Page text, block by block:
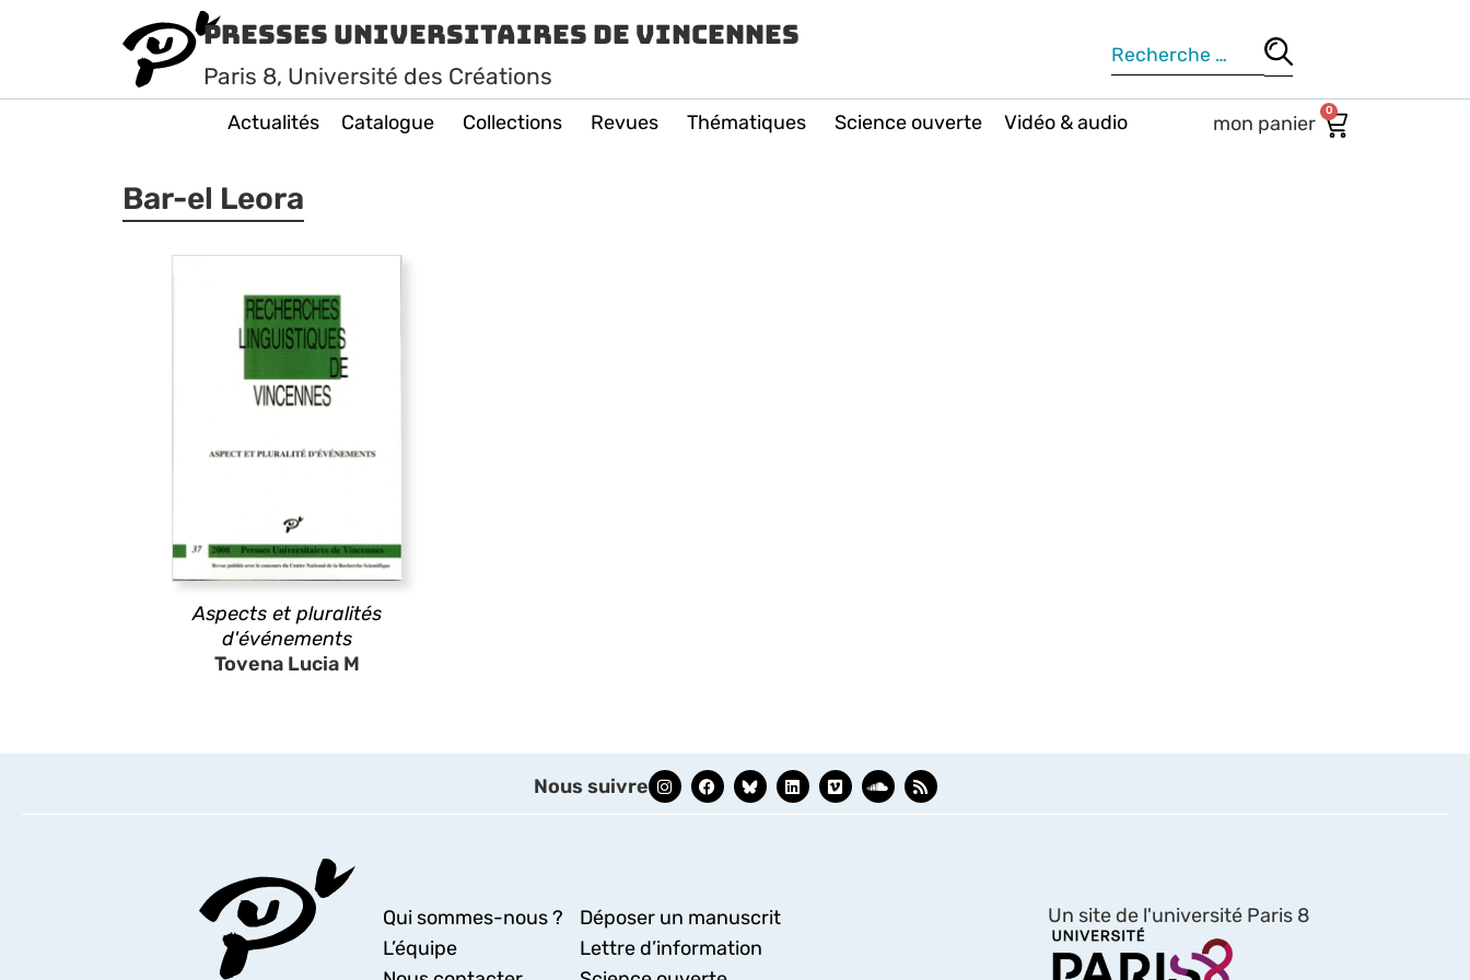
Presses Universitaires de Vincennes
Paris 8, Université des Créations
Actualités Catalogue Collections Revues Thématiques Science ouverte Vidéo & audio 0
Bar-el Leora
Aspects et pluralités
d'événements
Tovena Lucia M
Nous suivre
Qui sommes-nous ?
L’équipe
Déposer un manuscrit
Lettre d’information
Un site de l'université Paris 8